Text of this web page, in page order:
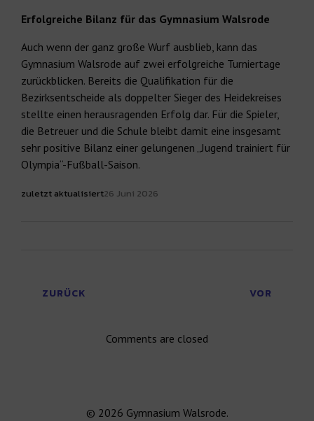
Erfolgreiche Bilanz für das Gymnasium Walsrode
Auch wenn der ganz große Wurf ausblieb, kann das
Gymnasium Walsrode auf zwei erfolgreiche Turniertage
zurückblicken. Bereits die Qualifikation für die
Bezirksentscheide als doppelter Sieger des Heidekreises
stellte einen herausragenden Erfolg dar. Für die Spieler,
die Betreuer und die Schule bleibt damit eine insgesamt
sehr positive Bilanz einer gelungenen „Jugend trainiert für
Olympia“-Fußball-Saison.
zuletzt aktualisiert26 Juni 2026
ZURÜCK VOR
Comments are closed
© 2026 Gymnasium Walsrode.